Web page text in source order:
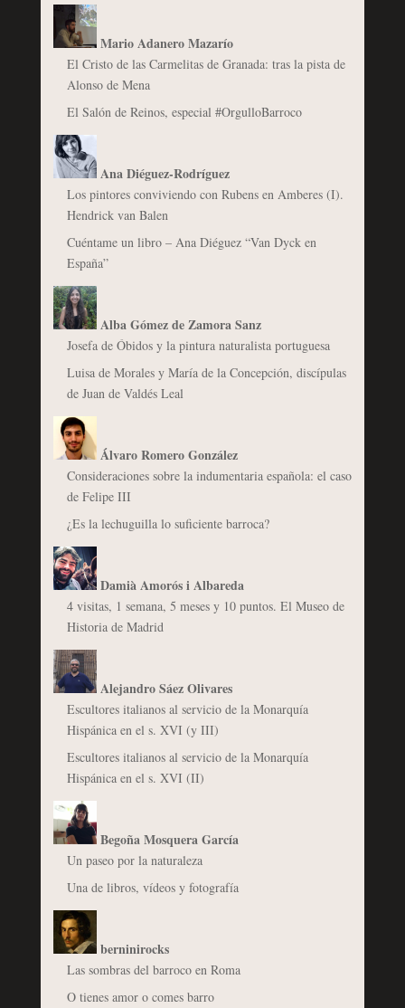
Mario Adanero Mazarío
El Cristo de las Carmelitas de Granada: tras la pista de
Alonso de Mena
El Salón de Reinos, especial #OrgulloBarroco
Ana Diéguez-Rodríguez
Los pintores conviviendo con Rubens en Amberes (I).
Hendrick van Balen
Cuéntame un libro – Ana Diéguez “Van Dyck en
España”
Alba Gómez de Zamora Sanz
Josefa de Óbidos y la pintura naturalista portuguesa
Luisa de Morales y María de la Concepción, discípulas
de Juan de Valdés Leal
Álvaro Romero González
Consideraciones sobre la indumentaria española: el caso
de Felipe III
¿Es la lechuguilla lo suficiente barroca?
Damià Amorós i Albareda
4 visitas, 1 semana, 5 meses y 10 puntos. El Museo de
Historia de Madrid
Alejandro Sáez Olivares
Escultores italianos al servicio de la Monarquía
Hispánica en el s. XVI (y III)
Escultores italianos al servicio de la Monarquía
Hispánica en el s. XVI (II)
Begoña Mosquera García
Un paseo por la naturaleza
Una de libros, vídeos y fotografía
berninirocks
Las sombras del barroco en Roma
O tienes amor o comes barro